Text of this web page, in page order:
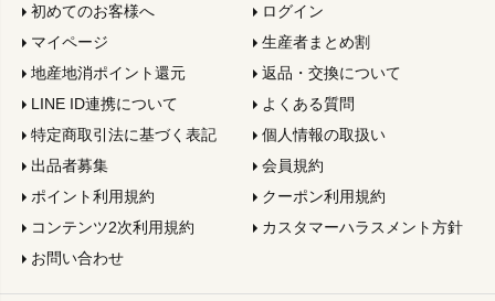
初めてのお客様へ
ログイン
マイページ
生産者まとめ割
地産地消ポイント還元
返品・交換について
LINE ID連携について
よくある質問
特定商取引法に基づく表記
個人情報の取扱い
出品者募集
会員規約
ポイント利用規約
クーポン利用規約
コンテンツ2次利用規約
カスタマーハラスメント方針
お問い合わせ